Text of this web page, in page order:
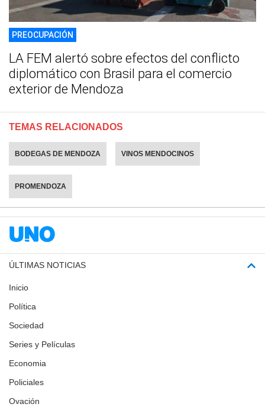
PREOCUPACIÓN
LA FEM alertó sobre efectos del conflicto
diplomático con Brasil para el comercio
exterior de Mendoza
TEMAS RELACIONADOS
BODEGAS DE MENDOZA VINOS MENDOCINOS
PROMENDOZA
ÚLTIMAS NOTICIAS
Inicio
Política
Sociedad
Series y Películas
Economia
Policiales
Ovación